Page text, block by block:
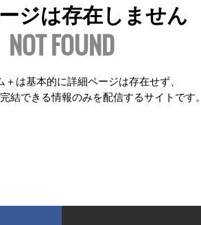
ジは存在しません
NOT FOUND
＋は基本的に詳細ページは存在せず、
結できる情報のみを配信するサイトです。